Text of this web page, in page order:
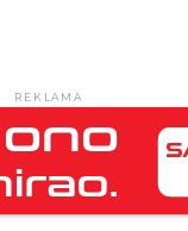
REKLAMA